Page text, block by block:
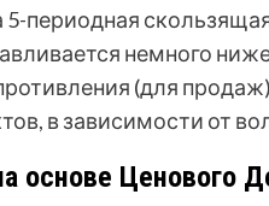
5-периодная
немного
(для
в зависимости от
основе Ценового